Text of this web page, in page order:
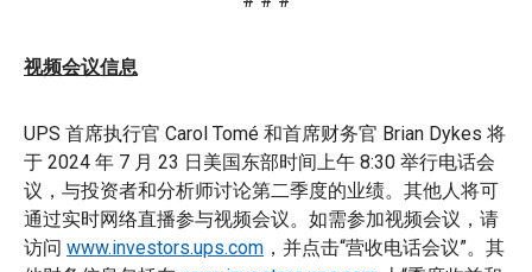
视频会议信息
UPS 首席执行官 Carol Tomé 和首席财务官 Brian Dykes 将
于 2024 年 7 月 23 日美国东部时间上午 8:30 举行电话会
议，与投资者和分析师讨论第二季度的业绩。其他人将可
通过实时网络直播参与视频会议。如需参加视频会议，请
访问 www.investors.ups.com ，并点击“营收电话会议”。其